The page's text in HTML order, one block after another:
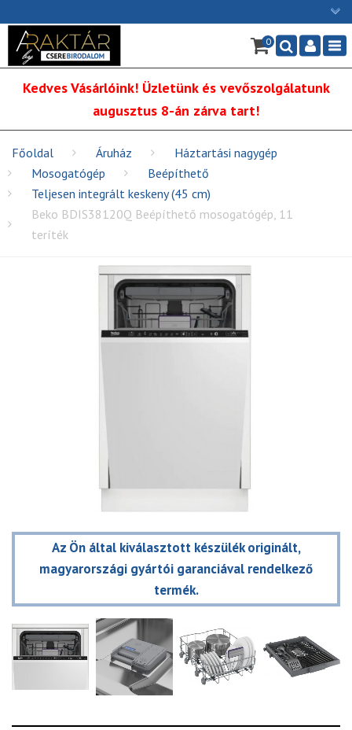
Ügyfélszolgálat: H-P: 9:00 - 16:00
06/1 255-2211
info@cserebirodalom.hu
×
0
Kedves Vásárlóink! Üzletünk és vevőszolgálatunk
augusztus 8-án zárva tart!
Főoldal Áruház
Háztartási nagygép
Mosogatógép
Beépíthető
Teljesen integrált keskeny (45 cm)
Beko BDIS38120Q Beépíthető mosogatógép, 11
teríték
Az Ön által kiválasztott készülék originált,
magyarországi gyártói garanciával rendelkező
termék.